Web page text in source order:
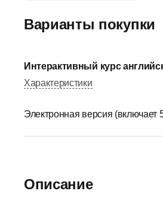
Описание
Варианты покупки
Интерактивный курс
Характеристики
Электронная версия (включает